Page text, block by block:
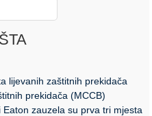
lijevanih zaštitnih prekidača
prekidača (MCCB)
zauzela su prva tri mjesta